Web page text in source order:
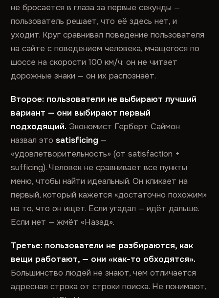
не бросается в глаза за первые секунды —
пользователь решает, что её здесь нет, и
уходит. Круг сравнивал поведение пользователя
на сайте с поведением человека, мчащегося по
шоссе на скорости 100 км/ч: он не читает
дорожные знаки — он их распознаёт.
Второе: пользователи не выбирают лучший
вариант — они выбирают первый
подходящий. Экономист Герберт Саймон
назвал этоsatisficing —
«удовлетворительность» (от satisfaction +
sufficing). Человек не сравнивает все пункты
меню, чтобы найти идеальный. Он кликает на
первый, который кажется «достаточно похожим»
на то, что он ищет. Если угадал — идёт дальше.
Если нет — жмёт «Назад».
Третье: пользователи не разбираются, как
вещи работают, — они «как-то обходятся».
Большинство людей не знают, чем отличается
адресная строка от строки поиска. Не понимают,